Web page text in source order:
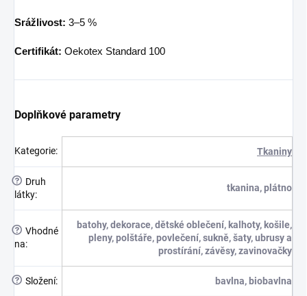
Srážlivost: 3–5 %
Certifikát: Oekotex Standard 100
Doplňkové parametry
Kategorie: Tkaniny
?
Druh
látky:
tkanina, plátno
? Vhodné
na:
batohy, dekorace, dětské oblečení, kalhoty, košile,
pleny, polštáře, povlečení, sukně, šaty, ubrusy a
prostírání, závěsy, zavinovačky
? Složení: bavlna, biobavlna